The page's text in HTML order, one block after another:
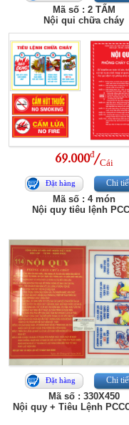
Mã số : 2 TẤM
Nội qui chữa cháy
69.000đ/Cái
Đặt hàng Chi
Mã số : 4 món
Nội quy tiêu lệnh
Đặt hàng Chi
Mã số : 330X450
Nội quy + Tiêu Lệnh